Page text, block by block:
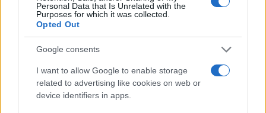
Personal Data that Is Unrelated with the
Purposes for which it was collected.
Opted Out
Google consents
I want to allow Google to enable storage
related to advertising like cookies on web or
device identifiers in apps.
Continua a leggere